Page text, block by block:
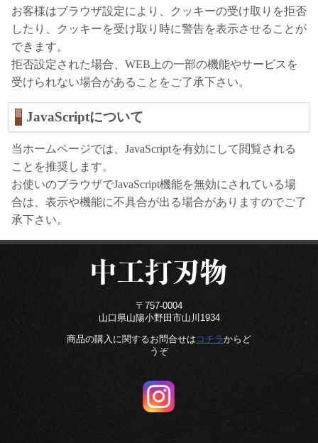
お客様はブラウザ設定により、クッキーの受け取りを拒否
したり、クッキーを受け取り時に警告を表示させることが
できます。
拒否設定された場合、WEB上の一部の機能やサービスを
受けられない場合があることをご了承下さい。
JavaScriptについて
当ホームページでは、JavaScriptを有効にして閲覧される
ことを推奨します。
お使いのブラウザでJavaScript機能を無効にされている場
合は、表示や機能に不具合が出る場合がありますのでご了
承下さい。
〒757-0004
山口県山陽小野田市山川1934
商品の購入に関するお問合せは コチラからど
うぞ